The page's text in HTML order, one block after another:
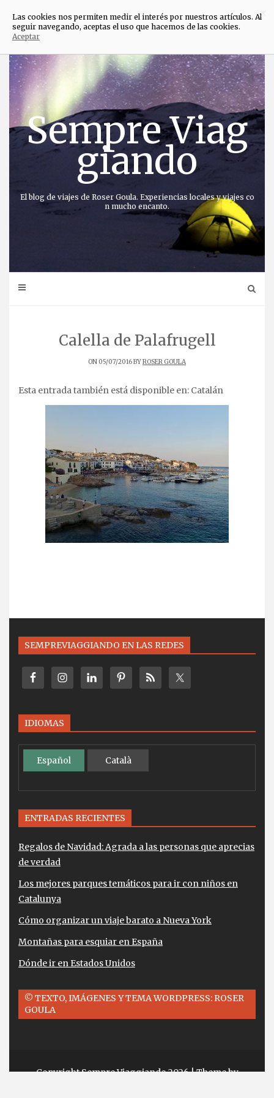
Saltar
contenido
Sempre Viag
giando
El blog de viajes de Roser Goula. Experiencias locales y viajes co
n mucho encanto.
Calella de Palafrugell
ON 05/07/2016 BYROSER GOULA
Esta entrada también está disponible en: Catalán
SEMPREVIAGGIANDO EN LAS REDES
IDIOMAS
Español Català
ENTRADAS RECIENTES
Regalos de Navidad: Agrada a las personas que aprecias
de verdad
Los mejores parques temáticos para ir con niños en
Catalunya
Cómo organizar un viaje barato a Nueva York
Montañas para esquiar en España
Dónde ir en Estados Unidos
© TEXTO, IMÁGENES Y TEMA WORDPRESS: ROSER
GOULA
Copyright Sempre Viaggiando 2026| Theme by
×
Las cookies nos permiten medir el interés por nuestros artículos. Al
seguir navegando, aceptas el uso que hacemos de las cookies.
Aceptar